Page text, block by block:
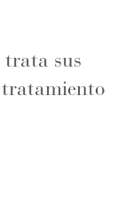
trata sus
tratamiento